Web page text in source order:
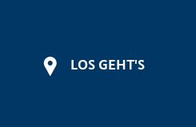
LOS GEHT'S